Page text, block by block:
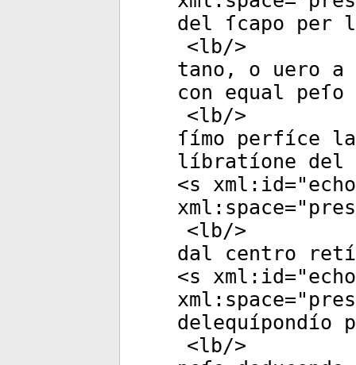
del ſcapo per
<lb/>
tano, o uero a
con equal
<lb/>
ſímo perfíce
líbratíone del
<s xml:id="
xml:space="
<lb/>
dal centro
<s xml:id="
xml:space="
delequípondío
<lb/>